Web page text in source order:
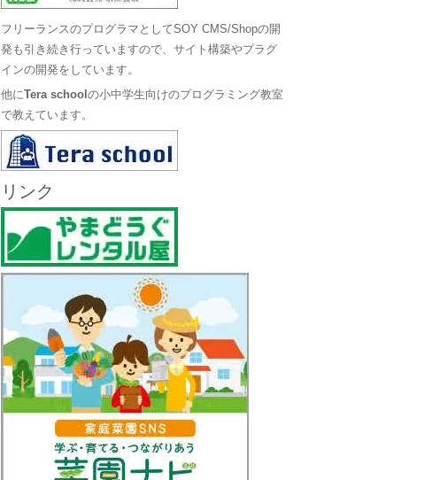
フリーランスのプログラマとしてSOY CMS/Shopの開
発も引き続き行っていますので、サイト構築やプラグ
インの開発をしています。
他にTera schoolの小中学生向けのプログラミング教室
で教えています。
リンク